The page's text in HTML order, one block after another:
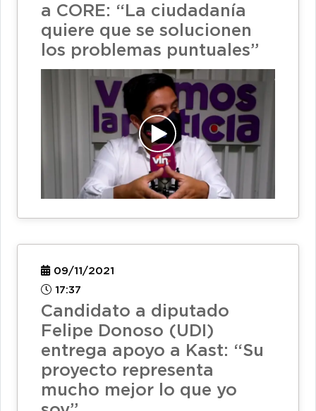
a CORE: “La ciudadanía
quiere que se solucionen
los problemas puntuales”
09/11/2021
17:37
Candidato a diputado
Felipe Donoso (UDI)
entrega apoyo a Kast: “Su
proyecto representa
mucho mejor lo que yo